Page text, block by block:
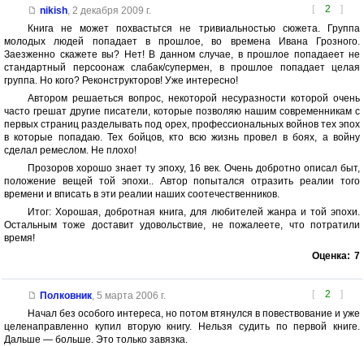
[ 2 ]
nikish, 2 декабря 2009 г.
Книга не может похвастьтся не тривиальностью сюжета. Группа
молодых людей попадает в прошлое, во времена Ивана Грозного.
Заезженно скажете вы? Нет! В данном случае, в прошлое попадаеет не
стандартный персоонаж слабак/супермен, в прошлое попадает целая
группа. Но кого? Реконструкторов! Уже интересно!
Автором решаеться вопрос, некоторой несуразности которой очень
часто грешат другие писатели, которые позволяю нашим современникам с
первых страниц разделывать под орех, профессиональных войнов тех эпох
в которые попадаю. Тех бойцов, кто всю жизнь провел в боях, а войну
сделал ремеслом. Не плохо!
Прозоров хорошо знает ту эпоху, 16 век. Очень добротно описал быт,
положение вещей той эпохи.. Автор попытался отразить реалии того
времени и вписать в эти реалии наших соотечественников.
Итог: Хорошая, добротная книга, для любителей жанра и той эпохи.
Остальным тоже доставит удовольствие, не пожалеете, что потратили
время!
Оценка: 7
[ 2 ]
Полковник, 5 марта 2006 г.
Начал без особого интереса, но потом втянулся в повествование и уже
целенаправленно купил вторую книгу. Нельзя судить по первой книге.
Дальше — больше. Это только завязка.